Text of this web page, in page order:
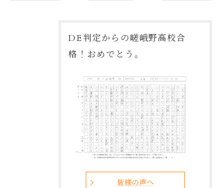
DE判定からの嵯峨野高校合
格！おめでとう。
皆様の声へ